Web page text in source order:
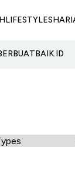
LIFESTYLE